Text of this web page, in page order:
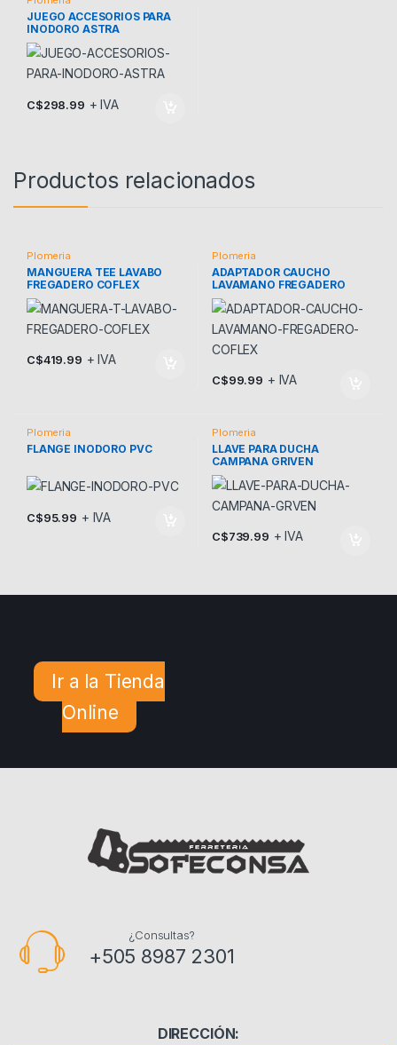
JUEGO ACCESORIOS PARA
INODORO ASTRA
C$298.99 + IVA
Productos relacionados
Plomeria
MANGUERA TEE LAVABO
FREGADERO COFLEX
C$419.99 + IVA
Plomeria
ADAPTADOR CAUCHO
LAVAMANO FREGADERO
COFLEX
C$99.99 + IVA
Plomeria
FLANGE INODORO PVC
C$95.99 + IVA
Plomeria
LLAVE PARA DUCHA
CAMPANA GRIVEN
C$739.99 + IVA
Ir a la Tienda
Online
¿Consultas?
+505 8987 2301
DIRECCIÓN: